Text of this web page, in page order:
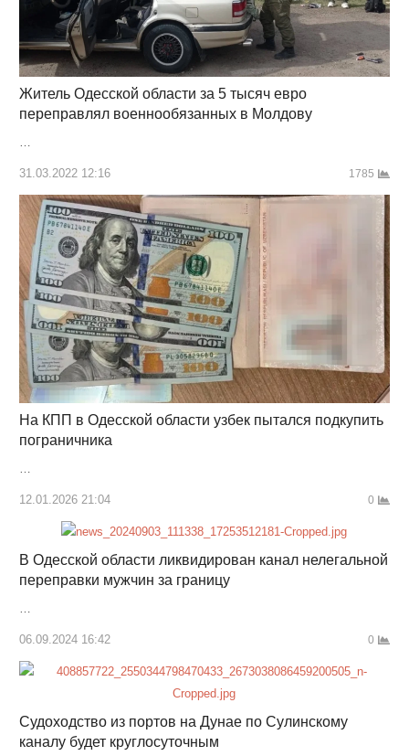
Житель Одесской области за 5 тысяч евро
переправлял военнообязанных в Молдову
31.03.2022 12:16 1785
На КПП в Одесской области узбек пытался подкупить
пограничника
…
12.01.2026 21:04 0
В Одесской области ликвидирован канал нелегальной
переправки мужчин за границу
…
06.09.2024 16:42 0
Судоходство из портов на Дунае по Сулинскому
каналу будет круглосуточным